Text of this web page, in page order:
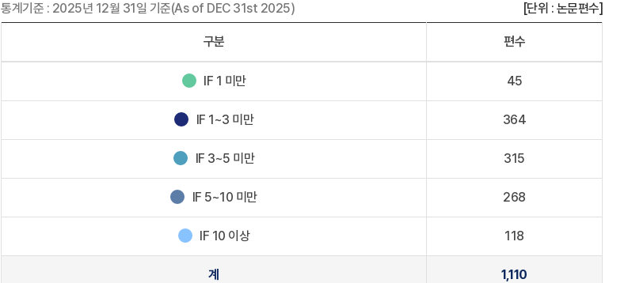
통계기준 : 2025년 12월 31일 기준(As of DEC 31st 2025) [단위 : 논문편수]
구분 편수
IF 1 미만 45
IF 1~3 미만 364
IF 3~5 미만 315
IF 5~10 미만 268
IF 10 이상 118
계 1,110